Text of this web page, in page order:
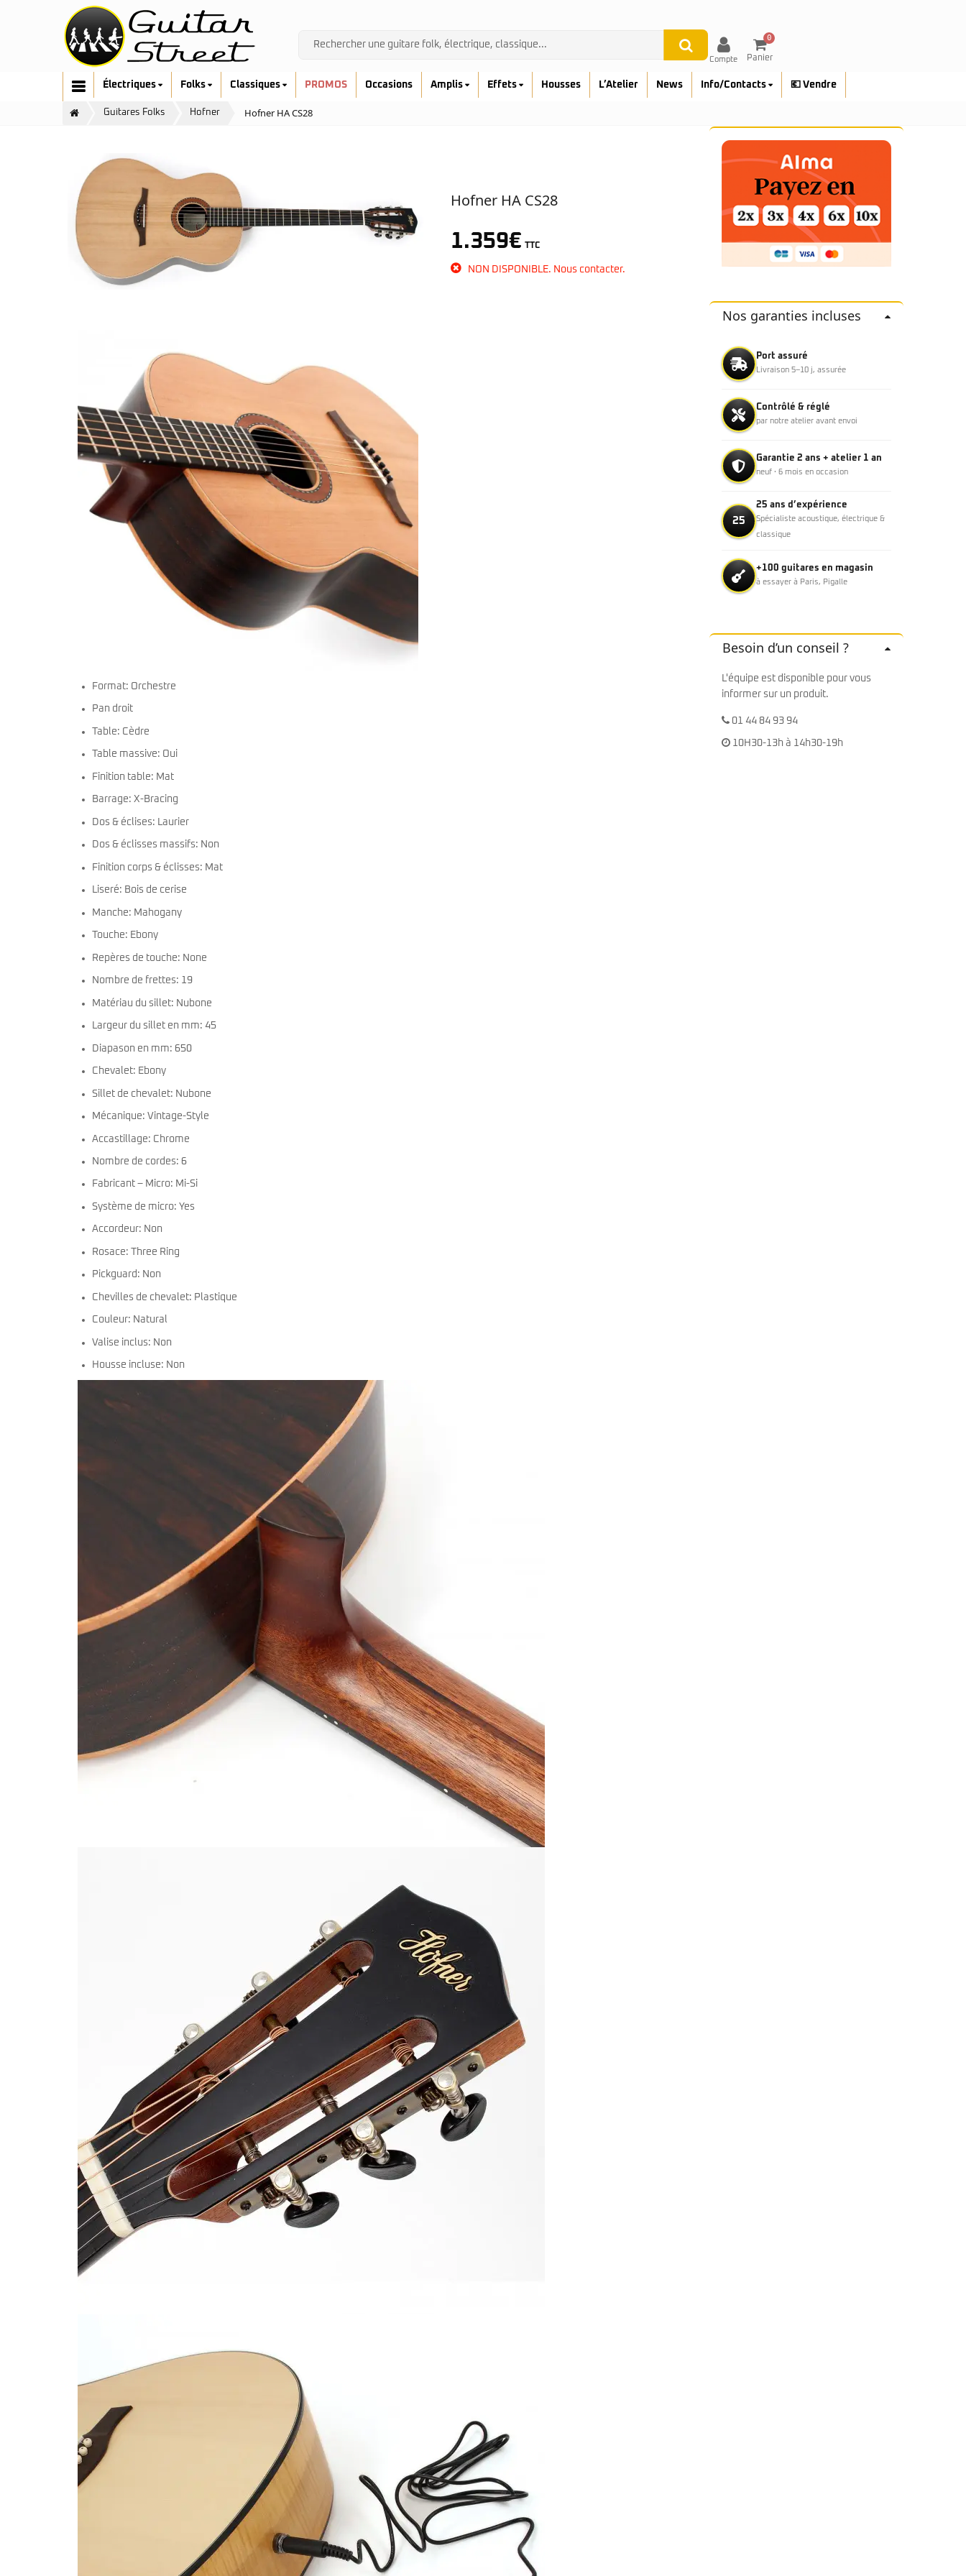
Compte
0
Panier
Fender
G&L
Ibanez
Music Man
Sterling by Music Man
Art & Lutherie
Cort
Fender
Sigma
Yamaha
Admira
Ibanez
Électriques Folks Classiques PROMOS Occasions Amplis Effets Housses L’Atelier News Info/Contacts 💶 Vendre
Guitares Folks Hofner Hofner HA CS28
Hofner HA CS28
1.359€ TTC
NON DISPONIBLE. Nous contacter.
Format: Orchestre
Pan droit
Table: Cèdre
Table massive: Oui
Finition table: Mat
Barrage: X-Bracing
Dos & éclises: Laurier
Dos & éclisses massifs: Non
Finition corps & éclisses: Mat
Liseré: Bois de cerise
Manche: Mahogany
Touche: Ebony
Repères de touche: None
Nombre de frettes: 19
Matériau du sillet: Nubone
Largeur du sillet en mm: 45
Diapason en mm: 650
Chevalet: Ebony
Sillet de chevalet: Nubone
Mécanique: Vintage-Style
Accastillage: Chrome
Nombre de cordes: 6
Fabricant – Micro: Mi-Si
Système de micro: Yes
Accordeur: Non
Rosace: Three Ring
Pickguard: Non
Chevilles de chevalet: Plastique
Couleur: Natural
Valise inclus: Non
Housse incluse: Non
Nos garanties incluses
Port assuré
Livraison 5–10 j, assurée
Contrôlé & réglé
par notre atelier avant envoi
Garantie 2 ans + atelier 1 an
neuf · 6 mois en occasion
25
25 ans d’expérience
Spécialiste acoustique, électrique &
classique
+100 guitares en magasin
à essayer à Paris, Pigalle
Besoin d’un conseil ?
L'équipe est disponible pour vous
informer sur un produit.
01 44 84 93 94
10H30-13h à 14h30-19h